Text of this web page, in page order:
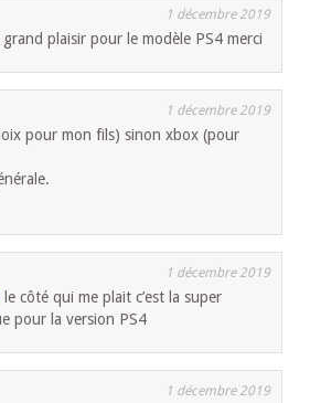
1 décembre 2019
plaisir pour le modèle PS4 merci
1 décembre 2019
pour mon fils) sinon xbox (pour
1 décembre 2019
le côté qui me plait c’est la super
pour la version PS4
1 décembre 2019